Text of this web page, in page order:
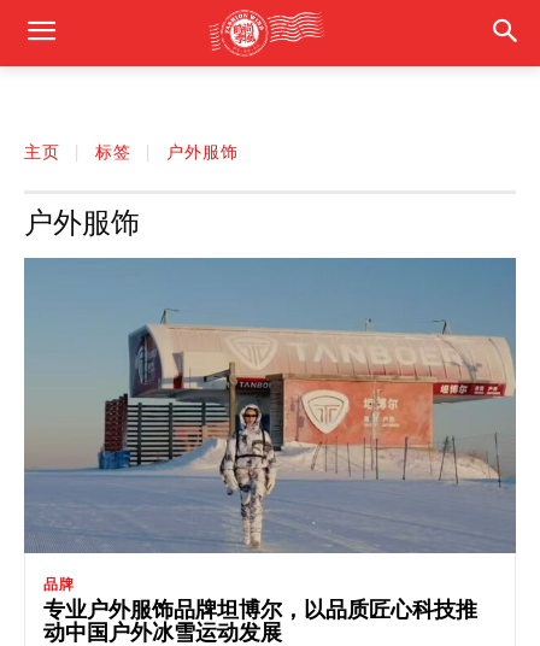
主页 标签 户外服饰
户外服饰
品牌
专业户外服饰品牌坦博尔，以品质匠心科技推
动中国户外冰雪运动发展